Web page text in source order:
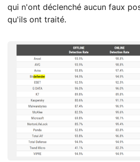
qui n'ont déclenché aucun faux
qu'ils ont traité.